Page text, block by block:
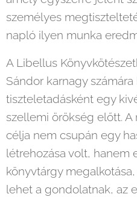
személyes
napló ilyen munka
️A Libellus
Sándor karnagy számára
tiszteletadásként egy
szellemi örökség előtt.
célja nem csupán egy
létrehozása volt, hanem
könyvtárgy
lehet a gondolatnak, az